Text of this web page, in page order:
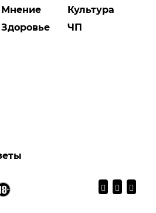
Мнение
Здоровье
Культура
ЧП